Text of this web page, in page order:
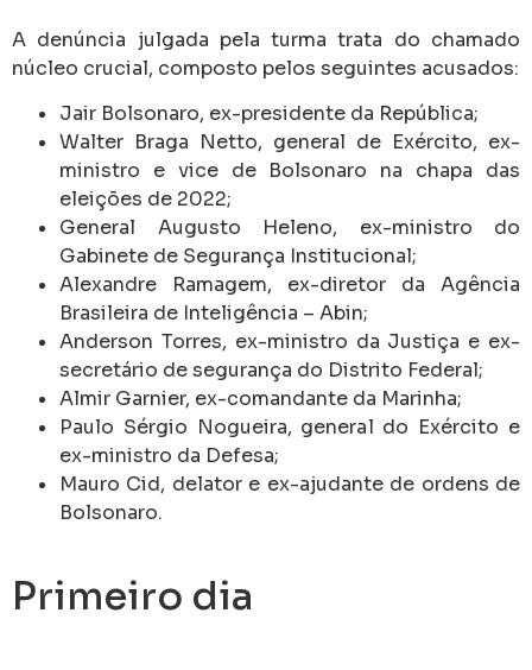
A denúncia julgada pela turma trata do chamado
núcleo crucial, composto pelos seguintes acusados:
Jair Bolsonaro, ex-presidente da República;
Walter Braga Netto, general de Exército, ex-
ministro e vice de Bolsonaro na chapa das
eleições de 2022;
General Augusto Heleno, ex-ministro do
Gabinete de Segurança Institucional;
Alexandre Ramagem, ex-diretor da Agência
Brasileira de Inteligência – Abin;
Anderson Torres, ex-ministro da Justiça e ex-
secretário de segurança do Distrito Federal;
Almir Garnier, ex-comandante da Marinha;
Paulo Sérgio Nogueira, general do Exército e
ex-ministro da Defesa;
Mauro Cid, delator e ex-ajudante de ordens de
Bolsonaro.
Primeiro dia